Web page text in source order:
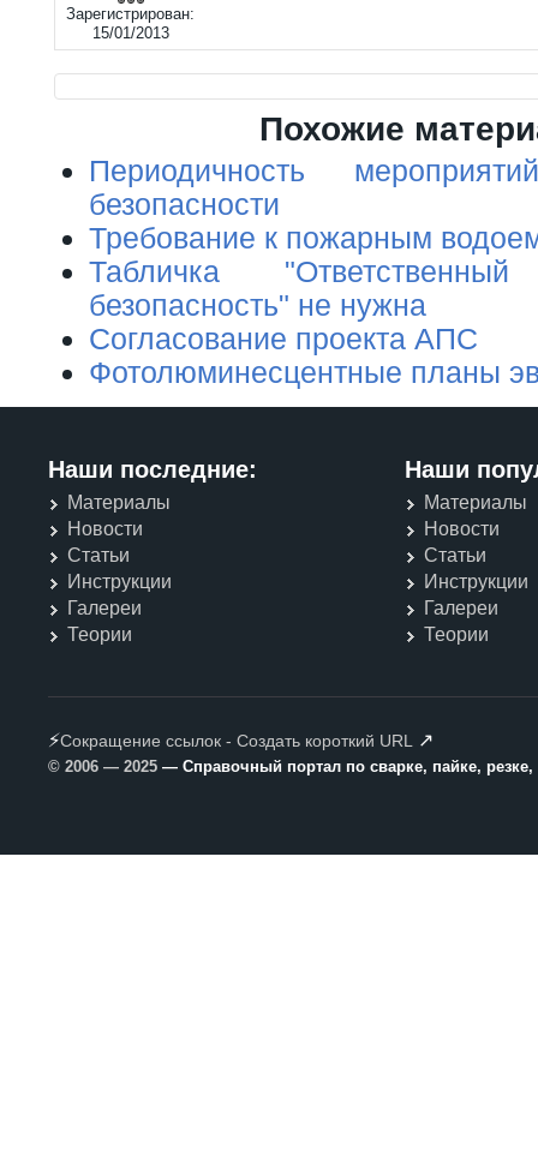
Зарегистрирован:
15/01/2013
Похожие
Периодичность
безопасности
Требование к пожарным
Табличка
безопасность" не нужна
Согласование проекта АПС
Фотолюминесцентные планы
Наши последние:
Материалы
Новости
Статьи
Инструкции
Галереи
Теории
Наши
Материалы
Новости
Статьи
Инструкции
Галереи
Теории
⚡Сокращение ссылок - Создать короткий URL ↗
© 2006 — 2025 — Справочный портал по сварке, пайке,